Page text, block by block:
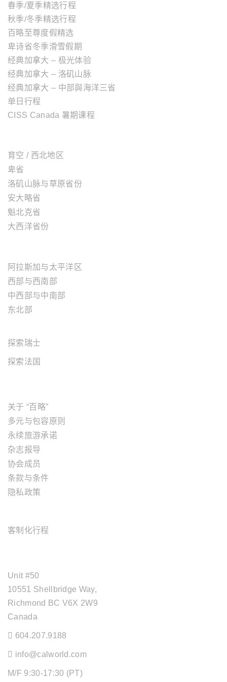
春季/夏季精选行程
秋季/冬季精选行程
百略至尊度假精选
卑诗省冬季滑雪假期
经典加拿大 – 极光体验
经典加拿大 – 洛矶山脉
经典加拿大 – 中部與海洋三省
单日行程
CISS Canada 暑期课程
育空 / 西北地区
卑省
洛矶山脉与草原省份
安大略省
魁北克省
大西洋省份
阿拉斯加与太平洋区
西部与西南部
中西部与中南部
东北部
探索瑞士
探索法国
关于 “百略”
多元与包容原则
永续旅游承诺
杂志报导
协会成员
条款与条件
隐私政策
客制化行程
Unit #50
10551 Shellbridge Way,
Richmond BC V6X 2W9
Canada
604.207.9188
info@calworld.com
M/F 9:30-17:30 (PT)